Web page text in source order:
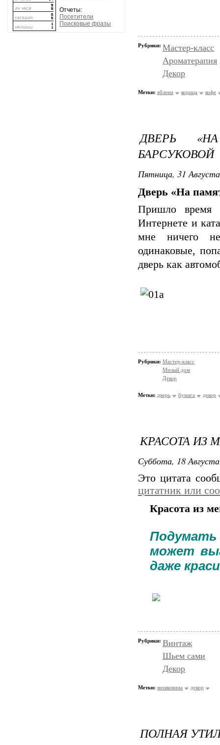
Отчеты:
Посетители
Поисковые фразы
Рубрики: Мастер-класс
Ароматерапия
Декор
Метки: яблоки корица кофе
ДВЕРЬ
БАРСУКОВОЙ
Пятница, 31
Дверь «На
Пришло время
Интернете и
мне ничего
одинаковые,
дверь как
Рубрики: Мастер-класс
Милый дом
Декор
Метки: дверь бумага декор
КРАСОТА ИЗ
Суббота, 18
Это цитата
цитатник или
Красота из
Подумать
может
даже
Рубрики: Винтаж
Шьем сами
Декор
Метки: мешковина декор
ПОЛНАЯ